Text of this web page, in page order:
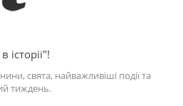
історії"!
свята, найважливіші події та
тиждень.